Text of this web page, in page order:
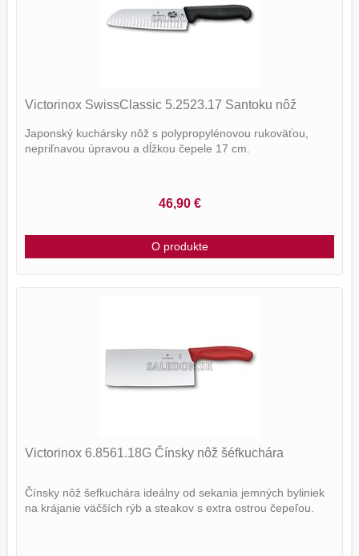
Victorinox SwissClassic 5.2523.17 Santoku nôž
Japonský kuchársky nôž s polypropylénovou rukoväťou,
nepriľnavou úpravou a dĺžkou čepele 17 cm.
46,90 €
O produkte
Victorinox 6.8561.18G Čínsky nôž šéfkuchára
Čínsky nôž šefkuchára ideálny od sekania jemných byliniek
na krájanie väčších rýb a steakov s extra ostrou čepeľou.